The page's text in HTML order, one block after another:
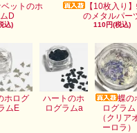
ットのホ
D
込)
【10枚入り
のメタルパー
110円(税込)
ホログ
ムE
ハートのホ
ログラムa
蝶の
ログラム
（クリア
ーロラ）